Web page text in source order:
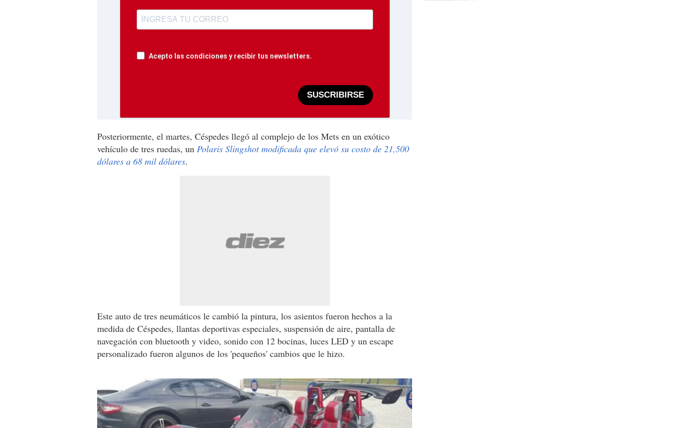
Acepto las condiciones y recibir tus newsletters.
SUSCRIBIRSE
Posteriormente, el martes, Céspedes llegó al complejo de los Mets en un exótico
vehículo de tres ruedas, un Polaris Slingshot modificada que elevó su costo de 21,500
dólares a 68 mil dólares.
Este auto de tres neumáticos le cambió la pintura, los asientos fueron hechos a la
medida de Céspedes, llantas deportivas especiales, suspensión de aire, pantalla de
navegación con bluetooth y video, sonido con 12 bocinas, luces LED y un escape
personalizado fueron algunos de los 'pequeños' cambios que le hizo.